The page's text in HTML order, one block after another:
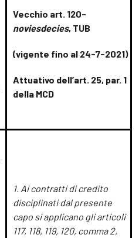
Vecchio art. 120-
noviesdecies, TUB
(vigente fino al 24-7-2021)
Attuativo dell’art. 25, par. 1
della MCD
1. Ai contratti di credito
disciplinati dal presente
capo si applicano gli articoli
117, 118, 119, 120, comma 2,